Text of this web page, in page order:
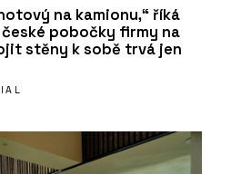
na kamionu,“ říká
české pobočky firmy na
stěny k sobě trvá jen